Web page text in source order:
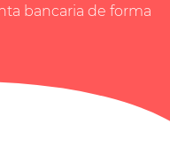
bancaria de forma